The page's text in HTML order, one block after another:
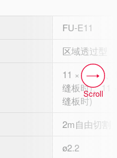
FU-E11
区域透过型
11 × 2 mm
缝板时)、11
缝板时)
2m自由切割
ø2.2
Scroll